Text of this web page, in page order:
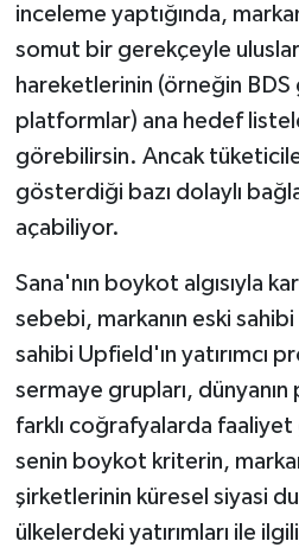
inceleme yaptığında,
somut bir gerekçeyle
hareketlerinin (örneğin BDS
platformlar) ana hedef
görebilirsin. Ancak
gösterdiği bazı dolaylı
açabiliyor.
Sana'nın boykot algısıyla
sebebi, markanın eski
sahibi Upfield'ın yatırımcı
sermaye grupları,
farklı coğrafyalarda
senin boykot kriterin,
şirketlerinin küresel siyasi
ülkelerdeki yatırımları ile